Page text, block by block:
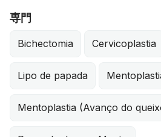
専門
Bichectomia Cervicoplastia
Lipo de papada
Mentoplastia (Avanço do